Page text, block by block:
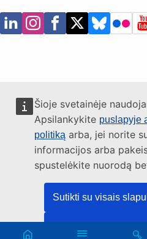
Šioje svetainėje
Apsilankykite puslapyje
politiką arba, jei norite
informacijos arba
spustelėkite nuorodą
Sutikti su visais